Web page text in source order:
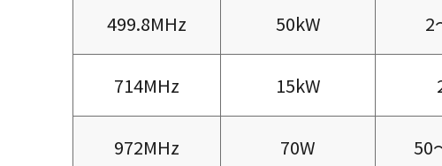
499.8MHz 50kW 2
714MHz 15kW
972MHz 70W 50